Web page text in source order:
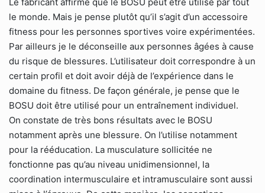
le monde. Mais je pense plutôt qu’il s’agit d’un accessoire
fitness pour les personnes sportives voire expérimentées.
Par ailleurs je le déconseille aux personnes âgées à cause
du risque de blessures. L’utilisateur doit correspondre à un
certain profil et doit avoir déjà de l’expérience dans le
domaine du fitness. De façon générale, je pense que le
BOSU doit être utilisé pour un entraînement individuel.
On constate de très bons résultats avec le BOSU
notamment après une blessure. On l’utilise notamment
pour la rééducation. La musculature sollicitée ne
fonctionne pas qu’au niveau unidimensionnel, la
coordination intermusculaire et intramusculaire sont aussi